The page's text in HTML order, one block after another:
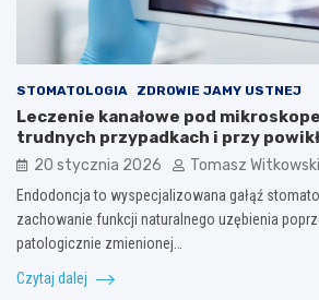
STOMATOLOGIA ZDROWIE JAMY USTNEJ
Leczenie kanałowe pod
trudnych przypadkach i przy
20 stycznia 2026 Tomasz Witkowski
Endodoncja to wyspecjalizowana gałąź
zachowanie funkcji naturalnego uzębienia
patologicznie zmienionej…
Czytaj dalej